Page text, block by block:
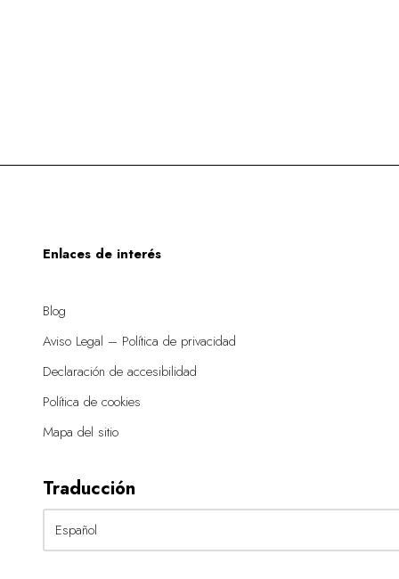
Enlaces de interés
Blog
Aviso Legal – Política de privacidad
Declaración de accesibilidad
Política de cookies
Mapa del sitio
Traducción